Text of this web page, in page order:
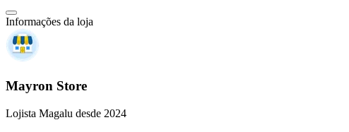
Informações da loja
Mayron Store
Lojista Magalu desde 2024